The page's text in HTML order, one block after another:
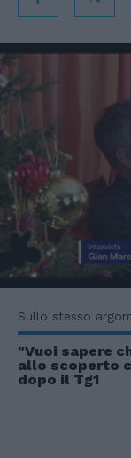
Sullo stesso
"Vuoi sapere
allo scoperto
dopo il Tg1